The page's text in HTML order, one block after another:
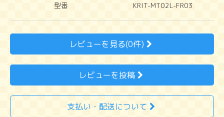
型番 KRIT-MT02L-FR03
レビューを見る(0件)
レビューを投稿
支払い・配送について